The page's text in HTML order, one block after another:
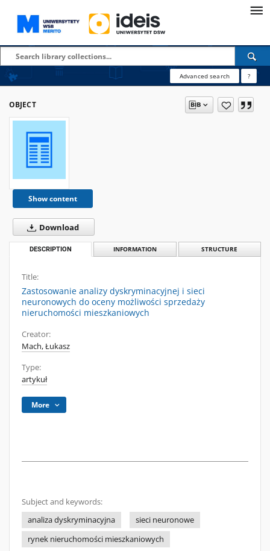
Advanced search ?
OBJECT
Show content
Download
DESCRIPTION INFORMATION STRUCTURE
Title:
Zastosowanie analizy dyskryminacyjnej i sieci
neuronowych do oceny możliwości sprzedaży
nieruchomości mieszkaniowych
Creator:
Mach, Łukasz
Type:
artykuł
More
Subject and keywords:
analiza dyskryminacyjna
sieci neuronowe
rynek nieruchomości mieszkaniowych